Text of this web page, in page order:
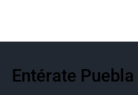
Entérate Puebla